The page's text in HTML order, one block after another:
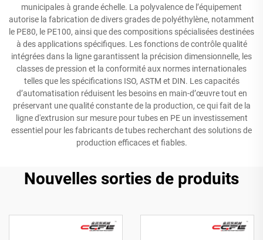
municipales à grande échelle. La polyvalence de l’équipement
autorise la fabrication de divers grades de polyéthylène, notamment
le PE80, le PE100, ainsi que des compositions spécialisées destinées
à des applications spécifiques. Les fonctions de contrôle qualité
intégrées dans la ligne garantissent la précision dimensionnelle, les
classes de pression et la conformité aux normes internationales
telles que les spécifications ISO, ASTM et DIN. Les capacités
d’automatisation réduisent les besoins en main-d’œuvre tout en
préservant une qualité constante de la production, ce qui fait de la
ligne d'extrusion sur mesure pour tubes en PE un investissement
essentiel pour les fabricants de tubes recherchant des solutions de
production efficaces et fiables.
Nouvelles sorties de produits